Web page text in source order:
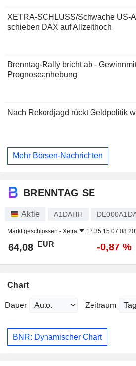
XETRA-SCHLUSS/Schwache US-
schieben DAX auf Allzeithoch
Brenntag-Rally bricht ab -
Prognoseanhebung
Nach Rekordjagd rückt Geldpolitik
Mehr Börsen-Nachrichten
BRENNTAG SE
Aktie A1DAHH
Markt geschlossen - Xetra 17:35:15
64,08 EUR -0,87 %
Chart
Dauer Zeitraum
BNR: Dynamischer Chart